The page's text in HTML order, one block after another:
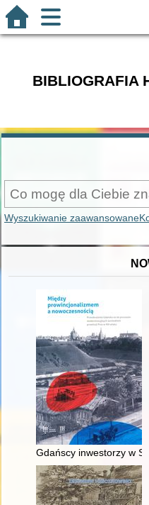
BIBLIOGRAFIA
Wyszukiwanie zaawansowane
Gdańscy inwestorzy w